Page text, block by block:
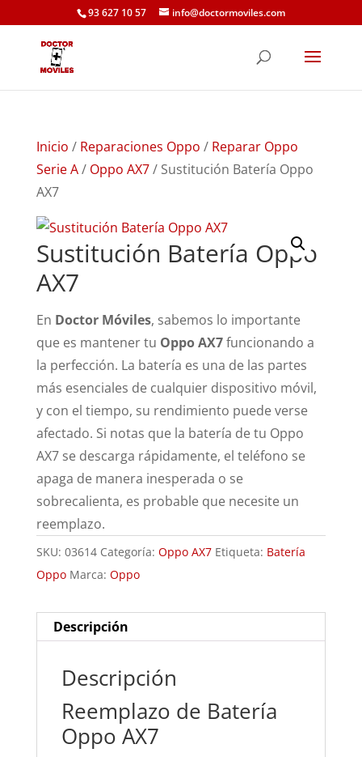
93 627 10 57 info@doctormoviles.com
Inicio / Reparaciones Oppo / Reparar Oppo
Serie A/ Oppo AX7/ Sustitución Batería Oppo
AX7
Sustitución Batería Oppo
AX7
En Doctor Móviles, sabemos lo importante
que es mantener tu Oppo AX7funcionando a
la perfección. La batería es una de las partes
más esenciales de cualquier dispositivo móvil,
y con el tiempo, su rendimiento puede verse
afectado. Si notas que la batería de tu Oppo
AX7 se descarga rápidamente, el teléfono se
apaga de manera inesperada o se
sobrecalienta, es probable que necesite un
reemplazo.
SKU: 03614 Categoría: Oppo AX7 Etiqueta: Batería
Oppo Marca: Oppo
Descripción
Descripción
Reemplazo de Batería
Oppo AX7